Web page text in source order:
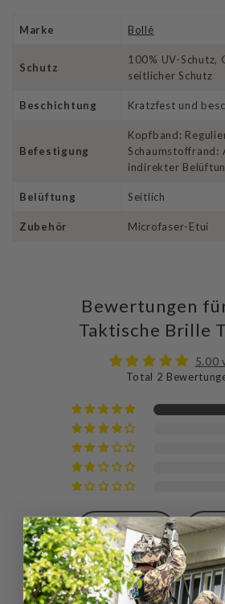
Marke Bollé
Schutz
100% UV-Schutz,
seitlicher Schutz
Beschichtung Kratzfest und
Befestigung
Kopfband:
Schaumstoffrand:
indirekter
Belüftung Seitlich
Zubehör Microfaser-Etui
Bewertungen
Taktische Brille
5.00
Total 2
Schreibe
eine
Bewertung